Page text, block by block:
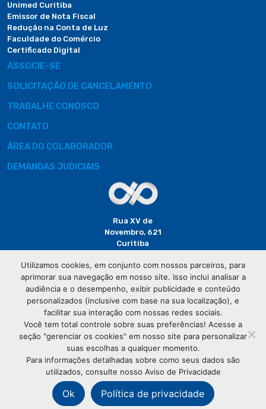
Unimed Curitiba
Emissor de Nota Fiscal
Redução na Conta de Luz
Faculdade do Comércio
Certificado Digital
ASSOCIE-SE
SOLICITAÇÃO DE CANCELAMENTO
TRABALHE CONOSCO
CONTATO
ÁREA DO COLABORADOR
DEMANDAS JUDICIAIS
Rua XV de
Novembro, 621
Curitiba
(41) 3320-
2929
© CopyrightAssociação Comercial do Paraná - Todos os
direitos reservados
76.583.004/0001-01
Utilizamos cookies, em conjunto com nossos parceiros, para
aprimorar sua navegação em nosso site. Isso inclui analisar a
audiência e o desempenho, exibir publicidade e conteúdo
personalizados (inclusive com base na sua localização), e
facilitar sua interação com nossas redes sociais.
Você tem total controle sobre suas preferências! Acesse a
seção "gerenciar os cookies" em nosso site para personalizar
suas escolhas a qualquer momento.
Para informações detalhadas sobre como seus dados são
utilizados, consulte nosso Aviso de Privacidade
Ok Política de privacidade